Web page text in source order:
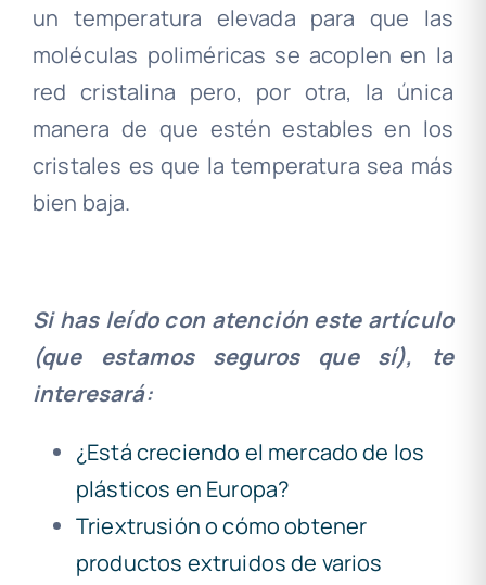
un temperatura elevada para que las
moléculas poliméricas se acoplen en la
red cristalina pero, por otra, la única
manera de que estén estables en los
cristales es que la temperatura sea más
bien baja.
Si has leído con atención este artículo
(que estamos seguros que sí), te
interesará:
¿Está creciendo el mercado de los
plásticos en Europa?
Triextrusión o cómo obtener
productos extruidos de varios